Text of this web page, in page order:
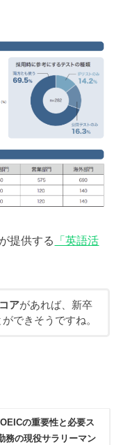
提供する
「英語活
アがあれば、新卒
できそうですね。
の重要性と必要ス
務の現役サラリーマン